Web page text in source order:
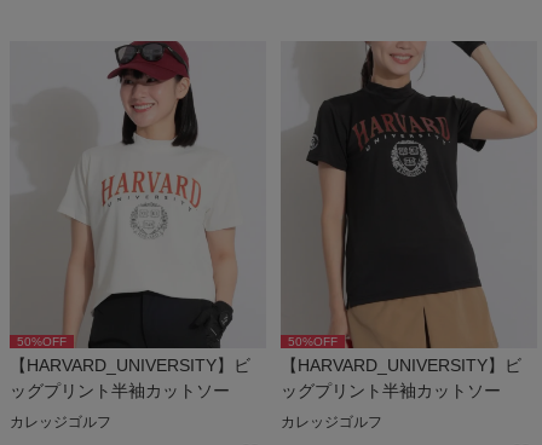
50%OFF
【HARVARD_UNIVERSITY】ビ
ッグプリント半袖カットソー
カレッジゴルフ
50%OFF
【HARVARD_UNIVERSITY】ビ
ッグプリント半袖カットソー
カレッジゴルフ